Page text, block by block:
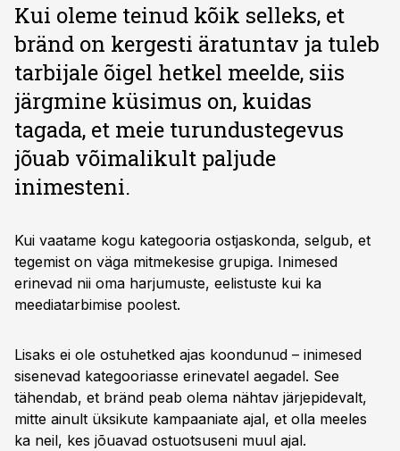
Kui oleme teinud kõik selleks, et
bränd on kergesti äratuntav ja tuleb
tarbijale õigel hetkel meelde, siis
järgmine küsimus on, kuidas
tagada, et meie turundustegevus
jõuab võimalikult paljude
inimesteni.
Kui vaatame kogu kategooria ostjaskonda, selgub, et
tegemist on väga mitmekesise grupiga. Inimesed
erinevad nii oma harjumuste, eelistuste kui ka
meediatarbimise poolest.
Lisaks ei ole ostuhetked ajas koondunud – inimesed
sisenevad kategooriasse erinevatel aegadel. See
tähendab, et bränd peab olema nähtav järjepidevalt,
mitte ainult üksikute kampaaniate ajal, et olla meeles
ka neil, kes jõuavad ostuotsuseni muul ajal.